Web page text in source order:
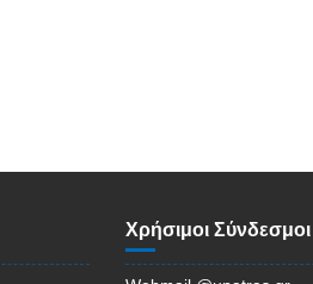
Χρήσιμοι Σύνδεσμοι